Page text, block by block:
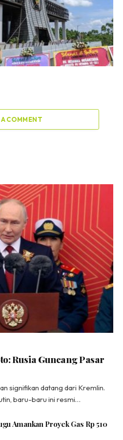
COMMENT
Rusia Guncang Pasar
signifikan datang dari Kremlin.
baru-baru ini resmi…
Amankan Proyek Gas Rp 510